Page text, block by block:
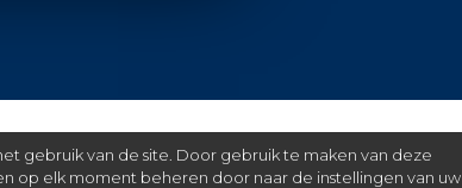
gebruik van de site. Door gebruik te maken van deze
op elk moment beheren door naar de instellingen van uw